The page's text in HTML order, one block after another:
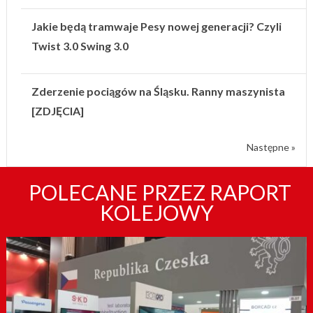
Jakie będą tramwaje Pesy nowej generacji? Czyli
Twist 3.0 Swing 3.0
Zderzenie pociągów na Śląsku. Ranny maszynista
[ZDJĘCIA]
Następne »
POLECANE PRZEZ RAPORT
KOLEJOWY